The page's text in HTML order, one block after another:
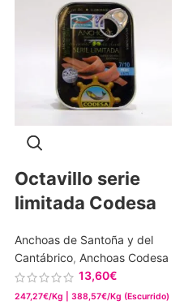
Octavillo serie
limitada Codesa
Anchoas de Santoña y del
Cantábrico, Anchoas Codesa
13,60€
247,27€/Kg | 388,57€/Kg (Escurrido)